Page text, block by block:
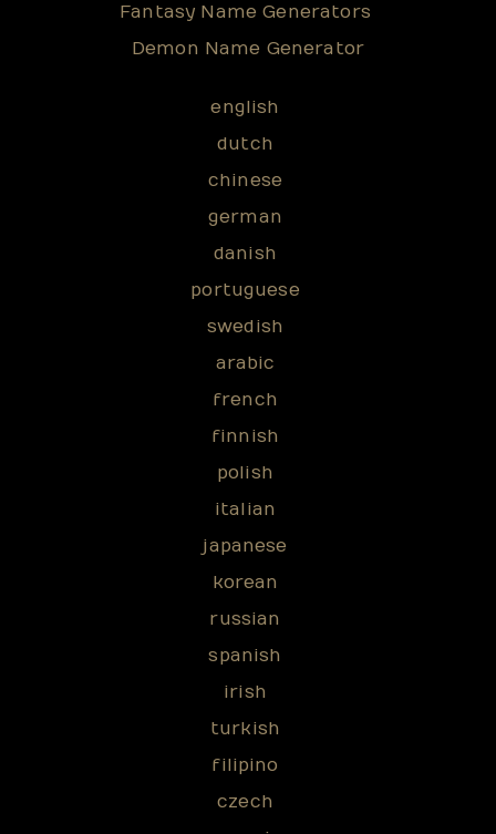
Fantasy Name Generators
Demon Name Generator
english
dutch
chinese
german
danish
portuguese
swedish
arabic
french
finnish
polish
italian
japanese
korean
russian
spanish
irish
turkish
filipino
czech